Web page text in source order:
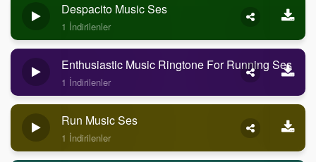
Despacito Music Ses
1 İndirilenler
Enthusiastic Music Ringtone For Running Ses
1 İndirilenler
Run Music Ses
1 İndirilenler